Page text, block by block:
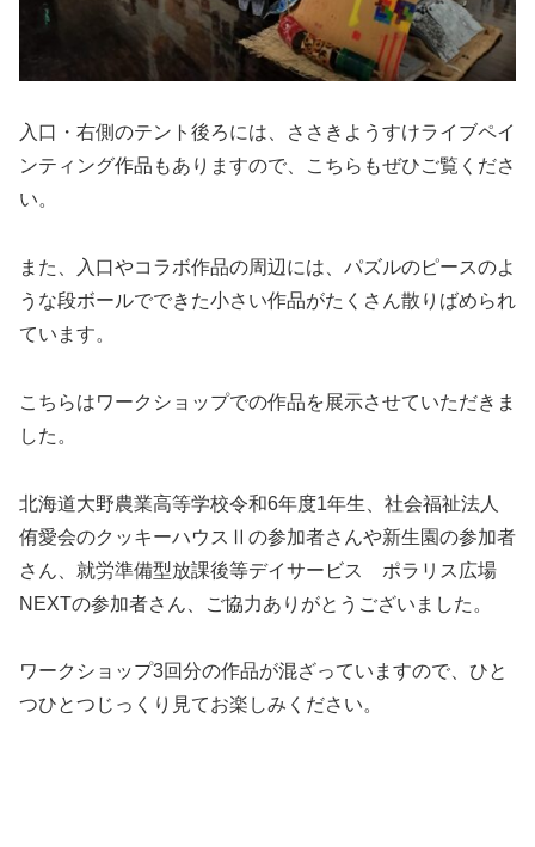
入口・右側のテント後ろには、ささきようすけライブペイ
ンティング作品もありますので、こちらもぜひご覧くださ
い。
また、入口やコラボ作品の周辺には、パズルのピースのよ
うな段ボールでできた小さい作品がたくさん散りばめられ
ています。
こちらはワークショップでの作品を展示させていただきま
した。
北海道大野農業高等学校令和6年度1年生、社会福祉法人
侑愛会のクッキーハウスⅡの参加者さんや新生園の参加者
さん、就労準備型放課後等デイサービス ポラリス広場
NEXTの参加者さん、ご協力ありがとうございました。
ワークショップ3回分の作品が混ざっていますので、ひと
つひとつじっくり見てお楽しみください。